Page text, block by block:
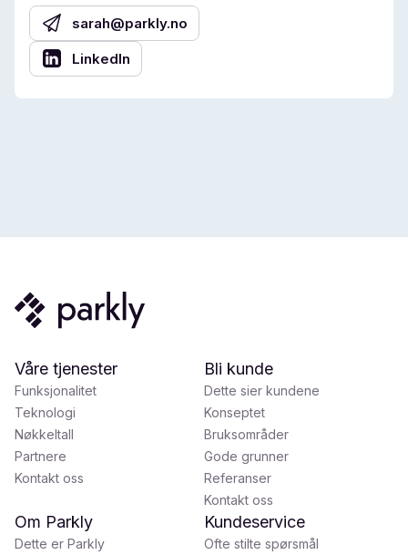
sarah@parkly.no
LinkedIn
Våre tjenester
Funksjonalitet
Teknologi
Nøkkeltall
Partnere
Kontakt oss
Bli kunde
Dette sier kundene
Konseptet
Bruksområder
Gode grunner
Referanser
Kontakt oss
Om Parkly
Dette er Parkly
Kundeservice
Ofte stilte spørsmål